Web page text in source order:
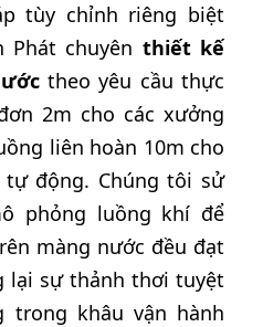
tùy chỉnh riêng biệt
Phát chuyên thiết kế
theo yêu cầu thực
2m cho các xưởng
liên hoàn 10m cho
tự động. Chúng tôi sử
phỏng luồng khí để
màng nước đều đạt
lại sự thảnh thơi tuyệt
trong khâu vận hành